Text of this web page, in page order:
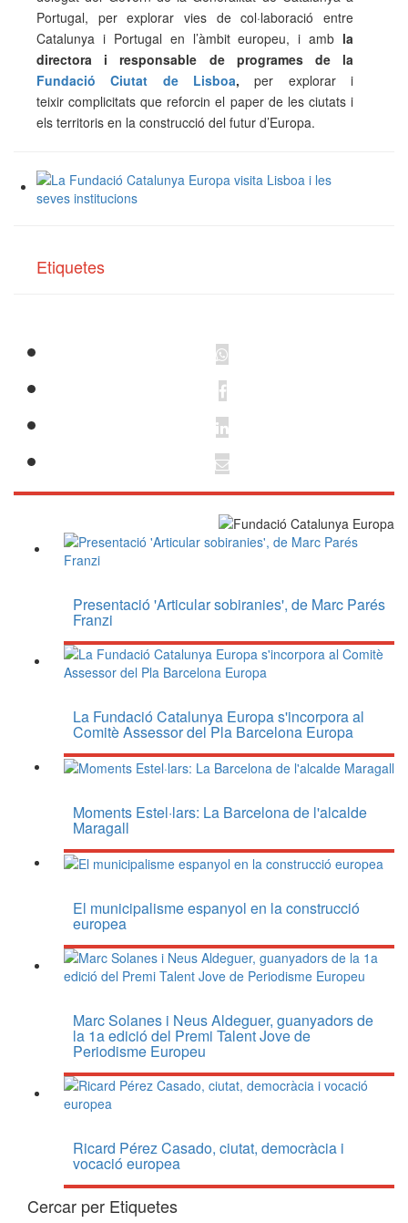
Portugal, per explorar vies de col·laboració entre
Catalunya i Portugal en l’àmbit europeu, i amb la
directora i responsable de programes de la
Fundació Ciutat de Lisboa,per explorar i
teixir complicitats que reforcin el paper de les ciutats i
els territoris en la construcció del futur d’Europa.
Etiquetes
Presentació 'Articular sobiranies', de Marc Parés
Franzi
La Fundació Catalunya Europa s'incorpora al
Comitè Assessor del Pla Barcelona Europa
Moments Estel·lars: La Barcelona de l'alcalde
Maragall
El municipalisme espanyol en la construcció
europea
Marc Solanes i Neus Aldeguer, guanyadors de
la 1a edició del Premi Talent Jove de
Periodisme Europeu
Ricard Pérez Casado, ciutat, democràcia i
vocació europea
Cercar per Etiquetes